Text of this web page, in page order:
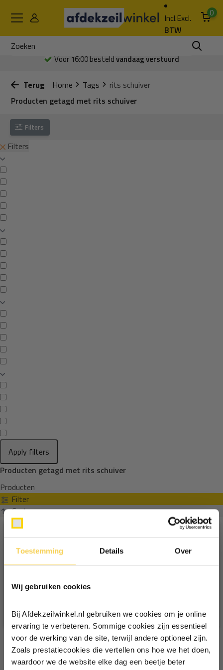
Toestemming Details Over
Wij gebruiken cookies
Bij Afdekzeilwinkel.nl gebruiken we cookies om je online
ervaring te verbeteren. Sommige cookies zijn essentieel
voor de werking van de site, terwijl andere optioneel zijn.
Zoals prestatiecookies die vertellen ons hoe we het doen,
waardoor we de website elke dag een beetje beter
Incl.Excl.
BTW
0
Voor 16:00 besteldvandaag verstuurd
Terug Home Tags
rits schuiver
Producten getagd met rits schuiver
Filters
Filters
Apply filters
Producten getagd met rits schuiver
Producten
Filter
Sorteren op
Ontvang €5,- korting!
Schrijf je in voor de nieuwsbrief en
Vul je e-mailadres in‍⁪⁪
Particulier Zakelijk